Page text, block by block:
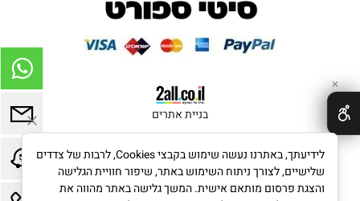
בניית אתרים
✕
לידיעתך, באתרנו נעשה שימוש בקבצי Cookies, לרבות של צדדים
שלישיים, לצורך ניתוח השימוש באתר, שיפור חוויית הגלישה
והצגת פרסום מותאם אישית. המשך גלישה באתר מהווה את